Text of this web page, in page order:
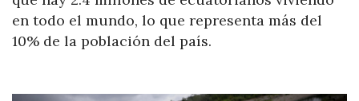
en todo el mundo, lo que representa más del
10% de la población del país.